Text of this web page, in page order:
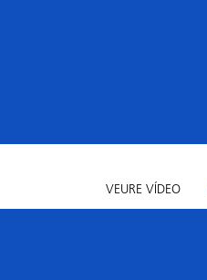
VEURE VÍDEO